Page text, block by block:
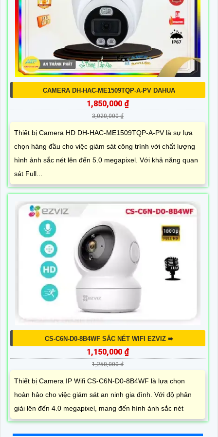
CAMERA DH-HAC-ME1509TQP-A-PV DAHUA
1,850,000 ₫
3,020,000 ₫
Thiết bị Camera HD DH-HAC-ME1509TQP-A-PV là sự lựa
chọn hàng đầu cho việc giám sát công trình với chất lượng
hình ảnh sắc nét lên đến 5.0 megapixel. Với khả năng quan
sát Full...
CS-C6N-D0-8B4WF SẮC NÉT WIFI EZVIZ ➠
1,150,000 ₫
1,250,000 ₫
Thiết bị Camera IP Wifi CS-C6N-D0-8B4WF là lựa chọn
hoàn hảo cho việc giám sát an ninh gia đình. Với độ phân
giải lên đến 4.0 megapixel, mang đến hình ảnh sắc nét